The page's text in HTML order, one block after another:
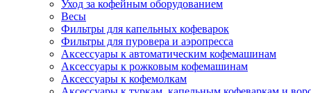
Уход за кофейным оборудованием
Весы
Фильтры для капельных кофеварок
Фильтры для пуровера и аэропресса
Аксессуары к автоматическим кофемашинам
Аксессуары к рожковым кофемашинам
Аксессуары к кофемолкам